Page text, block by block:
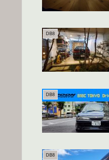
DB8
DB8
DB8